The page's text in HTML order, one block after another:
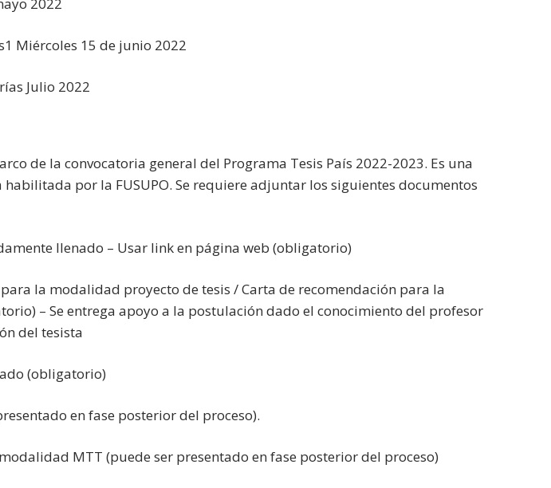
Miércoles 15 de junio 2022
Julio 2022
de la convocatoria general del Programa Tesis País 2022-2023. Es una
por la FUSUPO. Se requiere adjuntar los siguientes documentos
llenado – Usar link en página web (obligatorio)
la modalidad proyecto de tesis / Carta de recomendación para la
– Se entrega apoyo a la postulación dado el conocimiento del profesor
del tesista
(obligatorio)
en fase posterior del proceso).
MTT (puede ser presentado en fase posterior del proceso)